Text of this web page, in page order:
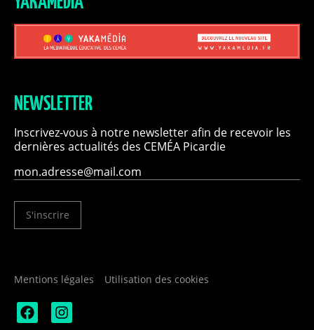
NEWSLETTER
Inscrivez-vous à notre newsletter afin de recevoir les
dernières actualités des CEMÉA Picardie
S'inscrire
Mentions légales Utilisation des cookies